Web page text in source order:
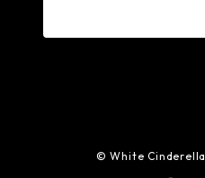
© White Cinderella